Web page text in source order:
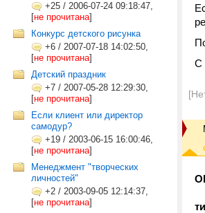
+25 / 2006-07-24 09:18:47,
[не прочитана]
Конкурс детского рисунка
+6 / 2007-07-18 14:02:50,
[не прочитана]
Детский праздник
+7 / 2007-05-28 12:29:30,
[не прочитана]
Если клиент или директор
самодур?
+19 / 2003-06-15 16:00:46,
[не прочитана]
Менеджмент "творческих
личностей"
+2 / 2003-09-05 12:14:37,
[не прочитана]
С